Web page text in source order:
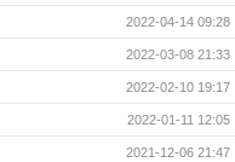
2022-04-14 09:28
2022-03-08 21:33
2022-02-10 19:17
2022-01-11 12:05
2021-12-06 21:47